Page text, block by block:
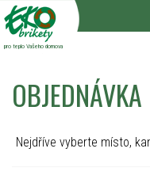
pro teplo Vašeho domova
OBJEDNÁVKA
Nejdříve vyberte místo,